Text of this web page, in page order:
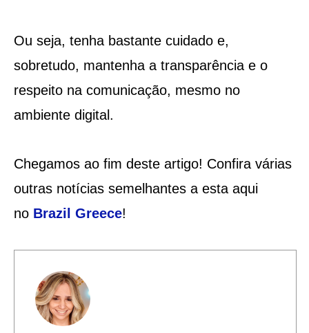
Ou seja, tenha bastante cuidado e,
sobretudo, mantenha a transparência e o
respeito na comunicação, mesmo no
ambiente digital.
Chegamos ao fim deste artigo! Confira várias
outras notícias semelhantes a esta aqui
no Brazil Greece!